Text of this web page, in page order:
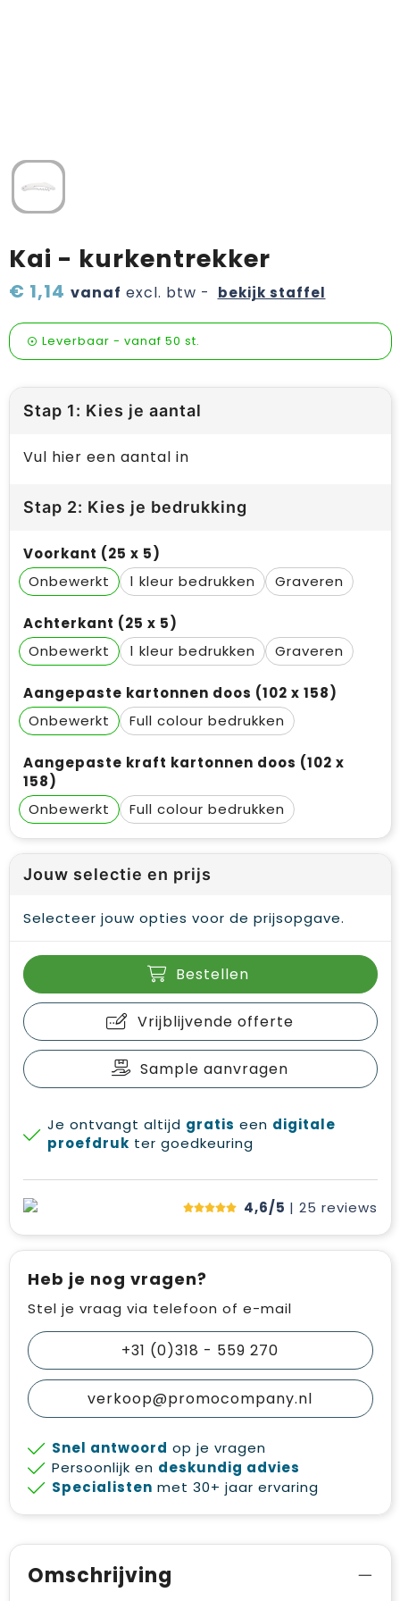
Wijn, bier en proeverij
Zomerpakketten
Kai - kurkentrekker
€ 1,14 vanaf excl. btw - bekijk staffel
Leverbaar - vanaf 50 st.
Stap 1: Kies je aantal
Vul hier een aantal in
Stap 2: Kies je bedrukking
Voorkant (25 x 5)
Onbewerkt
1 Graveren
Achterkant (25 x 5)
Onbewerkt
1 Graveren
Aangepaste kartonnen doos (102 x 158)
Onbewerkt
Full colour
Aangepaste kraft kartonnen doos (102 x
158)
Onbewerkt
Full colour
Jouw selectie en prijs
Selecteer jouw opties voor de prijsopgave.
Bestellen
Vrijblijvende offerte
Sample aanvragen
Je ontvangt altijd gratis een digitale
proefdruk ter goedkeuring
4,6/5 | 25 reviews
Heb je nog vragen?
Stel je vraag via telefoon of e-mail
+31 (0)318 - 559 270
verkoop@promocompany.nl
Snel antwoord op je vragen
Persoonlijk en deskundig advies
Specialisten met 30+ jaar ervaring
Omschrijving